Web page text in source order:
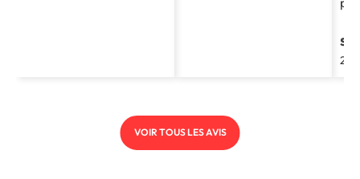
VOIR TOUS LES AVIS